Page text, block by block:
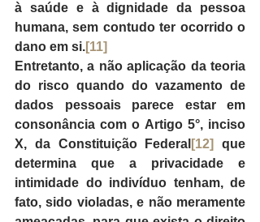
à saúde e à dignidade da pessoa
humana, sem contudo ter ocorrido o
dano em si.[11]
Entretanto, a não aplicação da teoria
do risco quando do vazamento de
dados pessoais parece estar em
consonância com o Artigo 5°, inciso
X, da Constituição Federal [12]
que
determina que a privacidade e
intimidade do indivíduo tenham, de
fato, sido violadas, e não meramente